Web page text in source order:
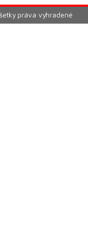
práva vyhradené